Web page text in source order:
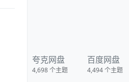
夸克网盘
4,698 个主题
百度网盘
4,494 个主题